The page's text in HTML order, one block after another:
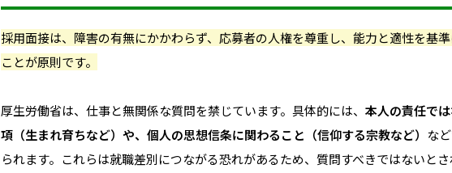
採用面接は、障害の有無にかかわらず、応募者の人権を尊重し、能力と適性を基準
ことが原則です。
厚生労働省は、仕事と無関係な質問を禁じています。具体的には、 本人の責任で
項（生まれ育ちなど）や、個人の思想信条に関わること（信仰する宗教など） な
られます。これらは就職差別につながる恐れがあるため、質問すべきではないと